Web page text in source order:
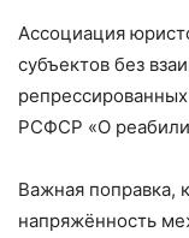
Ассоциация
субъектов без
РСФСР «О
Важная поправка,
напряжённость